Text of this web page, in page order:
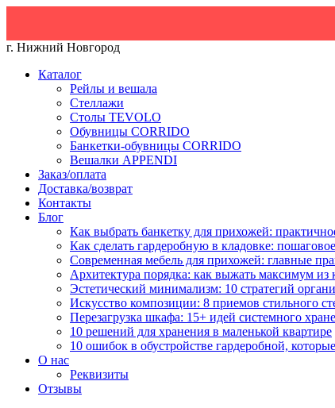
г. Нижний Новгород
Каталог
Рейлы и вешала
Стеллажи
Столы TEVOLO
Обувницы CORRIDO
Банкетки-обувницы CORRIDO
Вешалки APPENDI
Заказ/оплата
Доставка/возврат
Контакты
Блог
Как выбрать банкетку для прихожей:
Как сделать гардеробную в кладовке:
Современная мебель для прихожей: главные
Архитектура порядка: как выжать максимум из
Эстетический минимализм: 10 стратегий
Искусство композиции: 8 приемов стильного
Перезагрузка шкафа: 15+ идей системного
10 решений для хранения в маленькой квартире
10 ошибок в обустройстве гардеробной,
О нас
Реквизиты
Отзывы